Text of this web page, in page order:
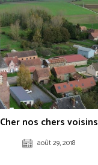
Cher nos chers voisins
août 29, 2018